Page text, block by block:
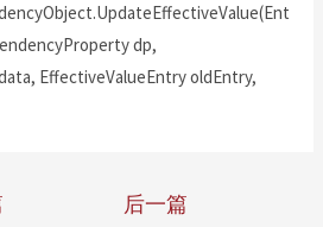
dp,
EffectiveValueEntry oldEntry,
后一篇